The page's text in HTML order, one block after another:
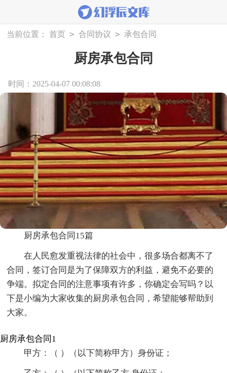
当前位置： 首页 > 合同协议 > 承包合同
厨房承包合同
时间：2025-04-07 00:08:08
厨房承包合同15篇
在人民愈发重视法律的社会中，很多场合都离不了
合同，签订合同是为了保障双方的利益，避免不必要的
争端。拟定合同的注意事项有许多，你确定会写吗？以
下是小编为大家收集的厨房承包合同，希望能够帮助到
大家。
厨房承包合同1
甲方：（ ）（以下简称甲方）身份证；